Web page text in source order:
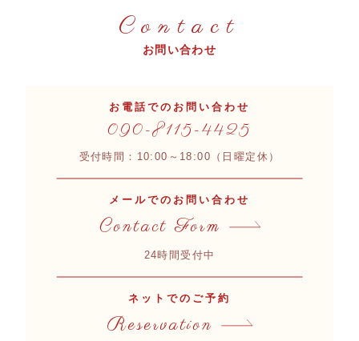
Contact
お問い合わせ
お電話でのお問い合わせ
090-8115-4425
受付時間：10:00～18:00（日曜定休）
メールでのお問い合わせ
Contact Form
24時間受付中
ネットでのご予約
Reservation